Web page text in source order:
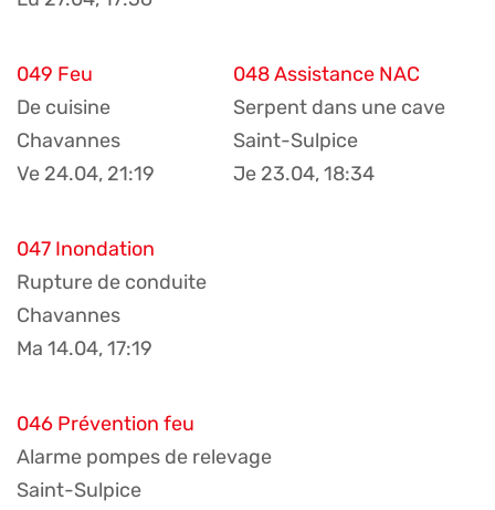
049 Feu
De cuisine
Chavannes
Ve 24.04, 21:19
048 Assistance NAC
Serpent dans une cave
Saint-Sulpice
Je 23.04, 18:34
047 Inondation
Rupture de conduite
Chavannes
Ma 14.04, 17:19
046 Prévention feu
Alarme pompes de relevage
Saint-Sulpice